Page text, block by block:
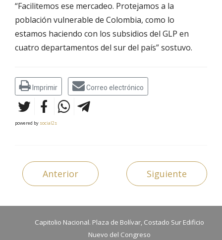
“Facilitemos ese mercadeo. Protejamos a la
población vulnerable de Colombia, como lo
estamos haciendo con los subsidios del GLP en
cuatro departamentos del sur del país” sostuvo.
Imprimir Correo electrónico
powered by social2s
Anterior Siguiente
Capitolio Nacional. Plaza de Bolívar, Costado Sur Edificio
Nuevo del Congreso